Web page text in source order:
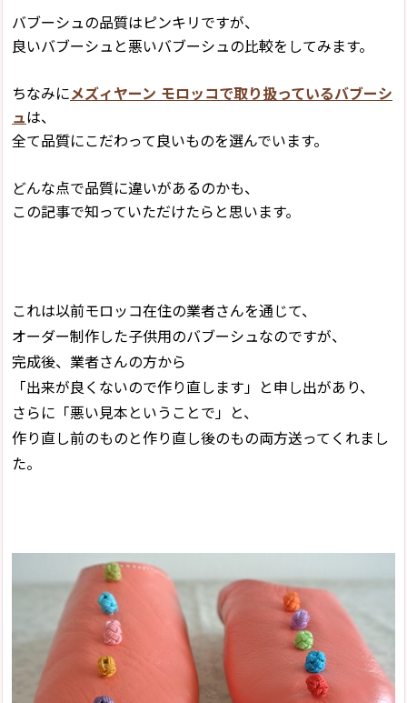
バブーシュの品質はピンキリですが、
良いバブーシュと悪いバブーシュの比較をしてみます。
ちなみにメズィヤーン モロッコで取り扱っているバブーシ
ュは、
全て品質にこだわって良いものを選んでいます。
どんな点で品質に違いがあるのかも、
この記事で知っていただけたらと思います。
これは以前モロッコ在住の業者さんを通じて、
オーダー制作した子供用のバブーシュなのですが、
完成後、業者さんの方から
「出来が良くないので作り直します」と申し出があり、
さらに「悪い見本ということで」と、
作り直し前のものと作り直し後のもの両方送ってくれまし
た。